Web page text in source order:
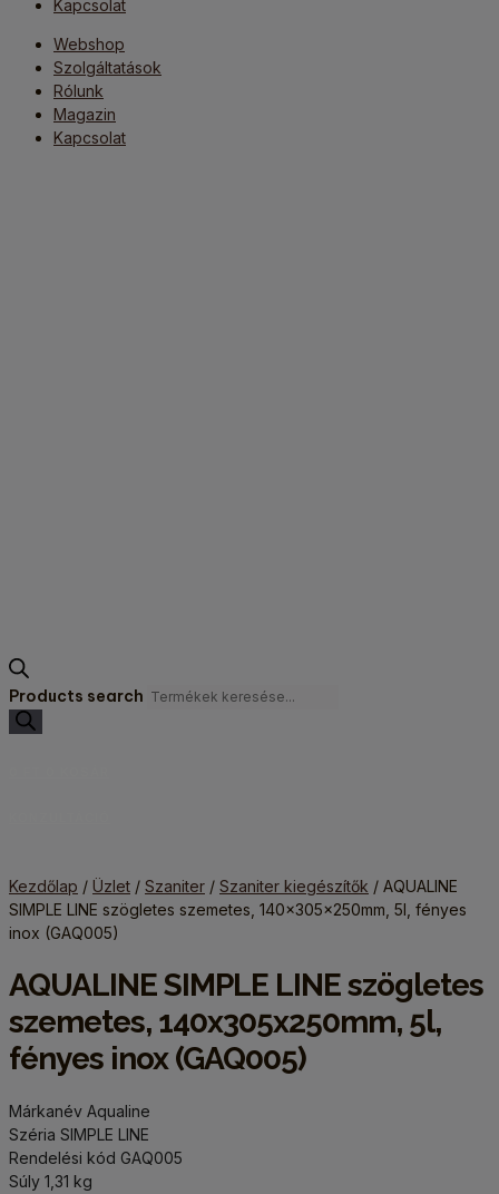
Kapcsolat
Webshop
Szolgáltatások
Rólunk
Magazin
Kapcsolat
Products search
Kezdőlap / Üzlet / Szaniter / Szaniter kiegészítők / AQUALINE
SIMPLE LINE szögletes szemetes, 140x305x250mm, 5l, fényes
inox (GAQ005)
AQUALINE SIMPLE LINE szögletes
szemetes, 140x305x250mm, 5l,
fényes inox (GAQ005)
Márkanév Aqualine
Széria SIMPLE LINE
Rendelési kód GAQ005
Súly 1,31 kg